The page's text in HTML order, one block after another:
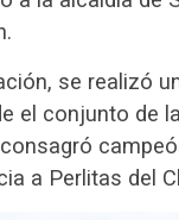
se realizó
el conjunto de
a Perlitas del